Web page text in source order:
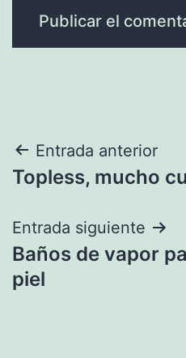
Navegación
de
entradas
Entrada anterior
Topless, mucho
Entrada siguiente
Baños de vapor
piel